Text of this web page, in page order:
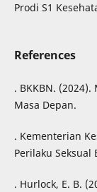
Prodi S1
References
. BKKBN.
Masa Depan.
. Kementerian
Perilaku Seksual
. Hurlock, E. B.